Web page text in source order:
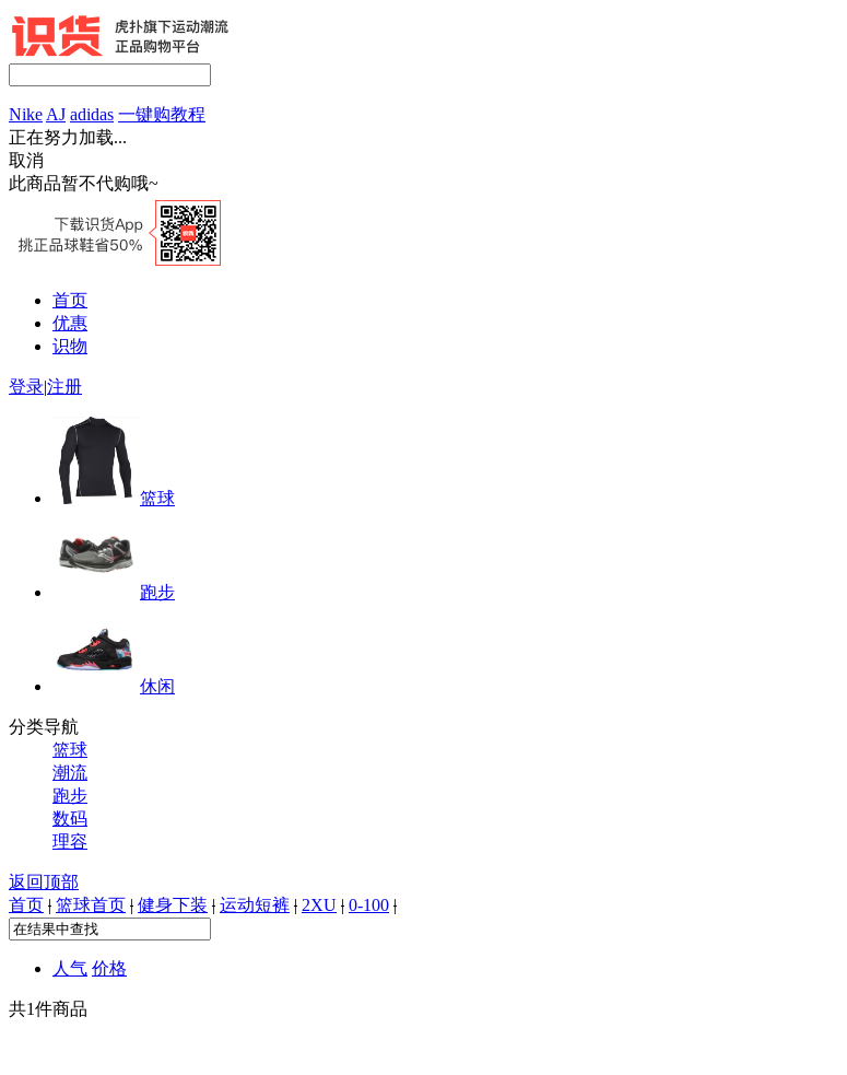
Nike AJ adidas 一键购教程
正在努力加载...
取消
此商品暂不代购哦~
首页
优惠
识物
登录|注册
篮球
跑步
休闲
分类导航
篮球
潮流
跑步
数码
理容
返回顶部
首页 | 篮球首页 | 健身下装 | 运动短裤 | 2XU | 0-100 |
人气 价格
共1件商品